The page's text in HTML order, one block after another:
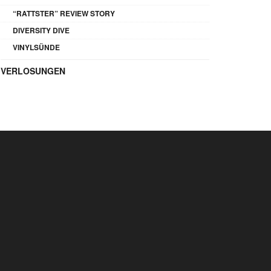
“RATTSTER” REVIEW STORY
DIVERSITY DIVE
VINYLSÜNDE
VERLOSUNGEN